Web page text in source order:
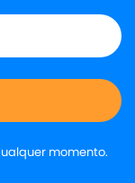
momento.